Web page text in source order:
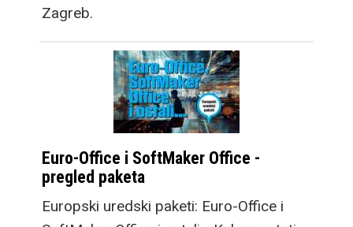
Zagreb.
Euro-Office i SoftMaker Office -
pregled paketa
Europski uredski paketi: Euro-Office i